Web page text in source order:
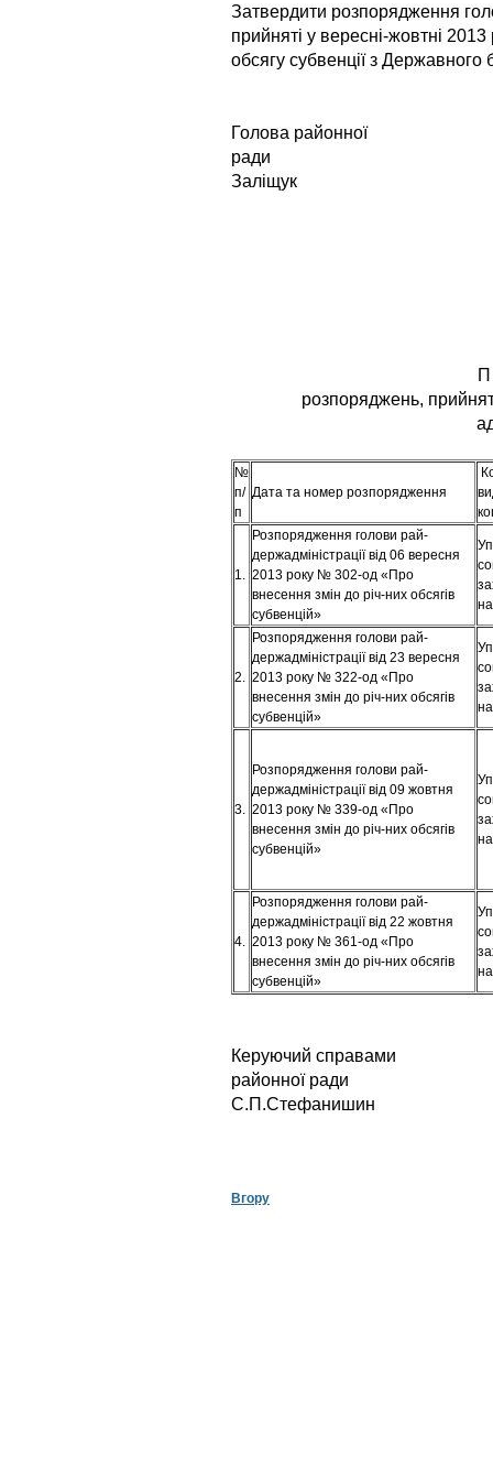
Затвердити розпорядження
прийняті у вересні-жовтні
обсягу субвенції з Державного
Голова районної
Заліщук
П
розпоряджень,
№
п/
п
Дата та номер розпорядження
1.
Розпорядження голови рай-
держадміністрації від 06 вересня
2013 року № 302-од «Про
внесення змін до річ-них обсягів
субвенцій»
2.
Розпорядження голови рай-
держадміністрації від 23 вересня
2013 року № 322-од «Про
внесення змін до річ-них обсягів
субвенцій»
3.
Розпорядження голови рай-
держадміністрації від 09 жовтня
2013 року № 339-од «Про
внесення змін до річ-них обсягів
субвенцій»
4.
Розпорядження голови рай-
держадміністрації від 22 жовтня
2013 року № 361-од «Про
внесення змін до річ-них обсягів
субвенцій»
Керуючий справами
С.П.Стефанишин
Вгору